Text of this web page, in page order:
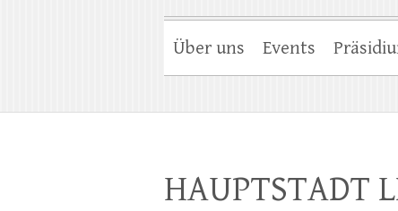
Über uns Events
HAUPTSTADT